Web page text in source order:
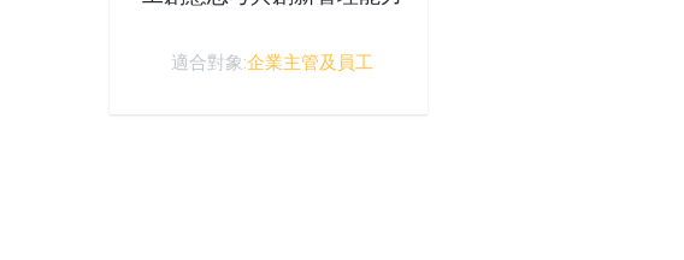
適合對象:企業主管及員工